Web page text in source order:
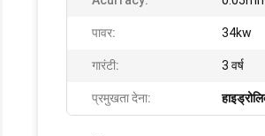
पावर: 34kw
गारंटी: 3 वर्ष
प्रमुखता देना: